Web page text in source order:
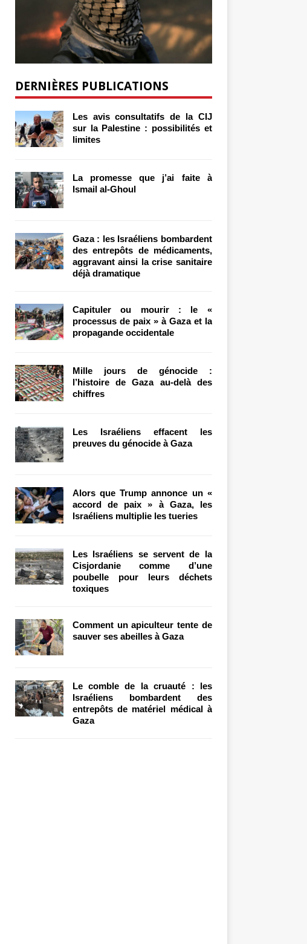
DERNIÈRES PUBLICATIONS
Les avis consultatifs de la CIJ
sur la Palestine : possibilités et
limites
La promesse que j’ai faite à
Ismail al-Ghoul
Gaza : les Israéliens bombardent
des entrepôts de médicaments,
aggravant ainsi la crise sanitaire
déjà dramatique
Capituler ou mourir : le «
processus de paix » à Gaza et la
propagande occidentale
Mille jours de génocide :
l’histoire de Gaza au-delà des
chiffres
Les Israéliens effacent les
preuves du génocide à Gaza
Alors que Trump annonce un «
accord de paix » à Gaza, les
Israéliens multiplie les tueries
Les Israéliens se servent de la
Cisjordanie comme d’une
poubelle pour leurs déchets
toxiques
Comment un apiculteur tente de
sauver ses abeilles à Gaza
Le comble de la cruauté : les
Israéliens bombardent des
entrepôts de matériel médical à
Gaza